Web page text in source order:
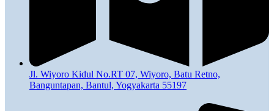
Jl. Wiyoro Kidul No.RT 07, Wiyoro, Batu Retno,
Banguntapan, Bantul, Yogyakarta 55197